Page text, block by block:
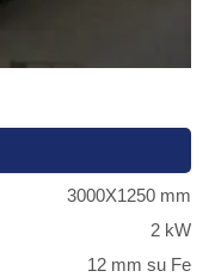
3000X1250 mm
2 kW
12 mm su Fe